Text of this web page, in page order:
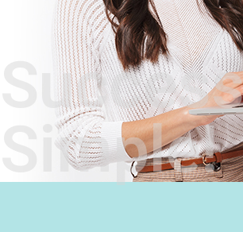
Simple!